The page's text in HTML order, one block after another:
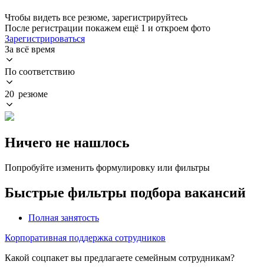
Чтобы видеть все резюме, зарегистрируйтесь
После регистрации покажем ещё 1 и откроем фото
Зарегистрироваться
За всё время
По соответствию
20 резюме
Ничего не нашлось
Попробуйте изменить формулировку или фильтры
Быстрые фильтры подбора вакансий
Полная занятость
Корпоративная поддержка сотрудников
Какой соцпакет вы предлагаете семейным сотрудникам?